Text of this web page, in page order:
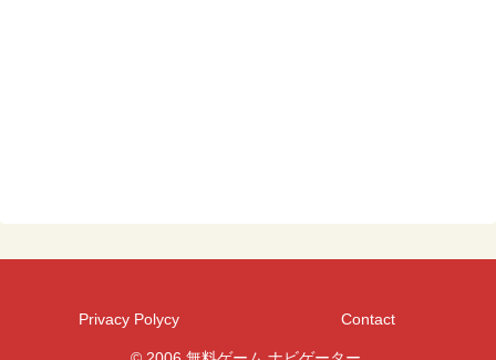
Privacy Polycy Contact